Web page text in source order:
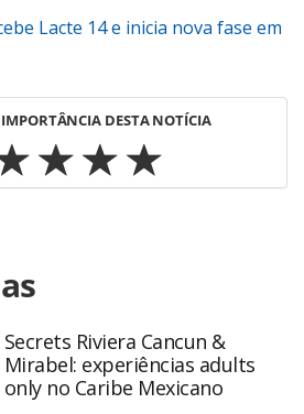
Lacte 14 e inicia nova fase em
DESTA NOTÍCIA
viagens-
02/vendas-abracorp-chegam-a-r-
2018_162574.html ou as
na página. Todo o conteúdo
Editora é protegido pela
direito autoral. Não reproduza o
Secrets Riviera Cancun &
Mirabel: experiências adults
only no Caribe Mexicano